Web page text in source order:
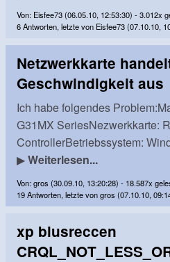
Von: Eisfee73 (06.05.10, 12:53:30) - 3.012x
6 Antworten, letzte von Eisfee73 (07.10.10,
Netzwerkkarte
Geschwindigkeit aus
Ich habe folgendes
G31MX SeriesNezwerkkarte:
ControllerBetriebssystem:
▶Weiterlesen...
Von: gros (30.09.10, 13:20:28) - 18.587x
19 Antworten, letzte von gros (07.10.10,
xp blusreccen